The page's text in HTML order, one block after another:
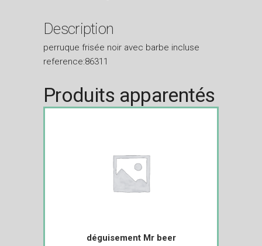
Description
perruque frisée noir avec barbe incluse
reference:86311
Produits apparentés
déguisement Mr beer